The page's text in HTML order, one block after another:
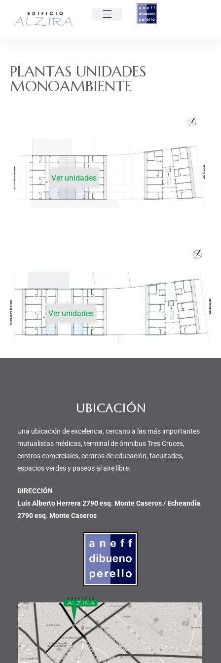
PLANTAS UNIDADES
MONOAMBIENTE
Ver unidades
Ver unidades
UBICACIÓN
Una ubicación de excelencia, cercano a las más importantes
mutualistas médicas, terminal de ómnibus Tres Cruces,
centros comerciales, centros de educación, facultades,
espacios verdes y paseos al aire libre.
DIRECCIÓN
Luis Alberto Herrera 2790 esq. Monte Caseros / Echeandía
2790 esq. Monte Caseros